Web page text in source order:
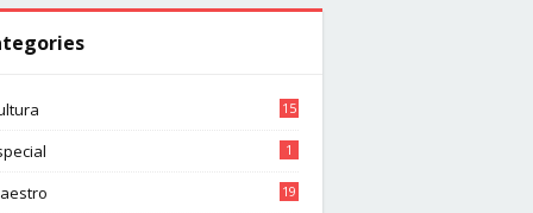
15
1
19